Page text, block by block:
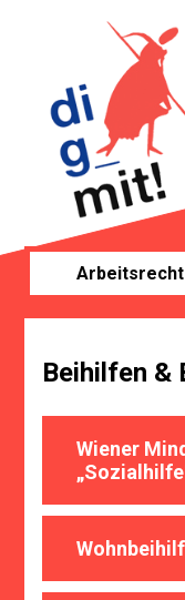
Arbeitsrecht
Beihilfen &
Wiener